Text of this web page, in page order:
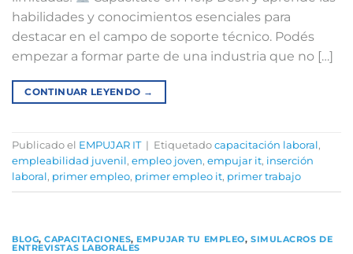
habilidades y conocimientos esenciales para
destacar en el campo de soporte técnico. Podés
empezar a formar parte de una industria que no […]
CONTINUAR LEYENDO →
Publicado el EMPUJAR IT Etiquetado capacitación laboral ,
empleabilidad juvenil , empleo joven, empujar it, inserción
laboral , primer empleo, primer empleo it, primer trabajo
BLOG,CAPACITACIONES, EMPUJAR TU EMPLEO, SIMULACROS DE
ENTREVISTAS LABORALES